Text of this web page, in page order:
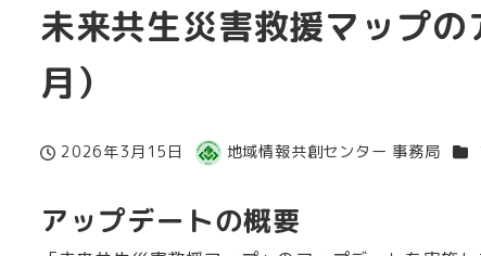
未来共生災害救援マップ
月）
投稿日
2026年3月15日
著
地域情報共創センター 事務局 カ
アップデートの概要